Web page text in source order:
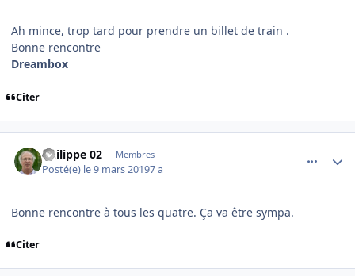
Ah mince, trop tard pour prendre un billet de train .
Bonne rencontre
Dreambox
Citer
Philippe 02 Membres
Posté(e) le 9 mars 20197 a
Bonne rencontre à tous les quatre. Ça va être sympa.
Citer